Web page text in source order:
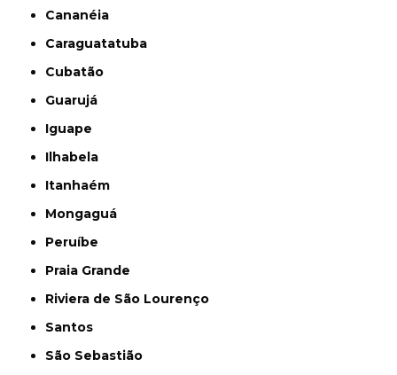
Cananéia
Caraguatatuba
Cubatão
Guarujá
Iguape
Ilhabela
Itanhaém
Mongaguá
Peruíbe
Praia Grande
Riviera de São Lourenço
Santos
São Sebastião